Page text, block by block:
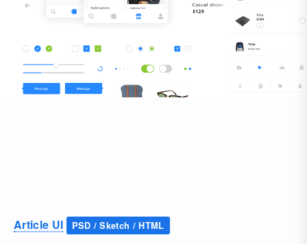
Article UI PSD / Sketch / HTML